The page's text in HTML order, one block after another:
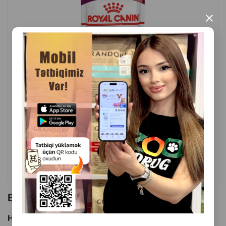
×
İstehsal ölkəsi: Rusiya
( Rəylər)
Çəki Qiymət
Almaq
1 ədəd
3.50
ALMAQ
Bu brendin başqa məhsulları
Hamısını Gör